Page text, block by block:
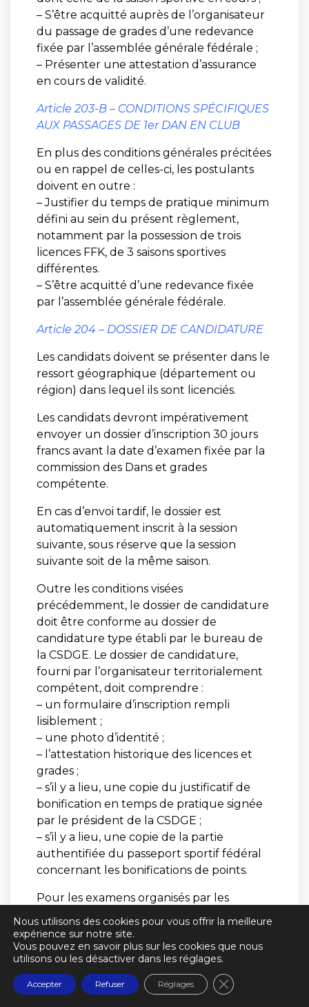
– S’être acquitté auprès de l’organisateur
du passage de grades d’une redevance
fixée par l’assemblée générale fédérale ;
– Présenter une attestation d’assurance
en cours de validité.
Article 203-B – CONDITIONS SPÉCIFIQUES
AUX PASSAGES DE 1erDAN EN CLUB
En plus des conditions générales précitées
ou en rappel de celles-ci, les postulants
doivent en outre :
– Justifier du temps de pratique minimum
défini au sein du présent règlement,
notamment par la possession de trois
licences FFK, de 3 saisons sportives
différentes.
– S’être acquitté d’une redevance fixée
par l’assemblée générale fédérale.
Article 204 – DOSSIER DE CANDIDATURE
Les candidats doivent se présenter dans le
ressort géographique (département ou
région) dans lequel ils sont licenciés.
Les candidats devront impérativement
envoyer un dossier d’inscription 30 jours
francs avant la date d’examen fixée par la
commission des Dans et grades
compétente.
En cas d’envoi tardif, le dossier est
automatiquement inscrit à la session
suivante, sous réserve que la session
suivante soit de la même saison.
Outre les conditions visées
précédemment, le dossier de candidature
doit être conforme au dossier de
candidature type établi par le bureau de
la CSDGE. Le dossier de candidature,
fourni par l’organisateur territorialement
compétent, doit comprendre :
– un formulaire d’inscription rempli
lisiblement ;
– une photo d’identité ;
– l’attestation historique des licences et
grades ;
– s’il y a lieu, une copie du justificatif de
bonification en temps de pratique signée
par le président de la CSDGE ;
– s’il y a lieu, une copie de la partie
authentifiée du passeport sportif fédéral
concernant les bonifications de points.
Pour les examens organisés par les
(CODG), le dossier de candidature devra
être remis au siège du comité
départemental de karaté. Après gestion et
inscription, le Président du comité
départemental transmettra le dossier de
Nous utilisons des cookies pour vous offrir la meilleure
expérience sur notre site.
Vous pouvez en savoir plus sur les cookies que nous
utilisons ou les désactiver dans les réglages.
Accepter Refuser Réglages Fermer la